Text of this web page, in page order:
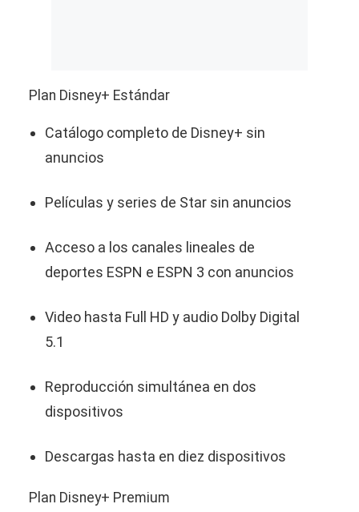
Plan Disney+ Estándar
Catálogo completo de Disney+ sin
anuncios
Películas y series de Star sin anuncios
Acceso a los canales lineales de
deportes ESPN e ESPN 3 con anuncios
Video hasta Full HD y audio Dolby Digital
5.1
Reproducción simultánea en dos
dispositivos
Descargas hasta en diez dispositivos
Plan Disney+ Premium